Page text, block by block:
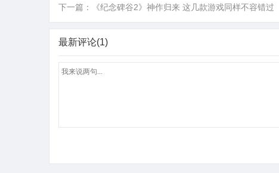
下一篇： 《纪念碑谷2》神作归来 这几款游戏同样不容错过
最新评论(1)